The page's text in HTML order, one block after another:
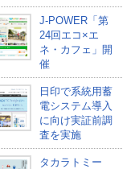
J-POWER「第
24回エコ×エ
ネ・カフェ」開
催
日印で系統用蓄
電システム導入
に向け実証前調
査を実施
タカラトミー